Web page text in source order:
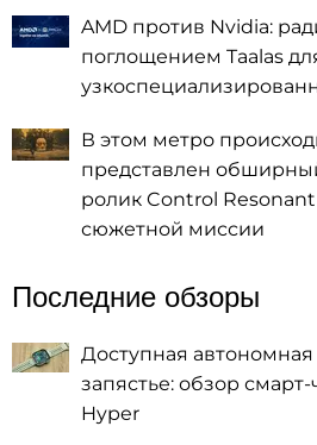
AMD против Nvidia:
поглощением Taalas
В этом метро
представлен
ролик Control
сюжетной миссии
Последние обзоры
Доступная
запястье: обзор
Hyper